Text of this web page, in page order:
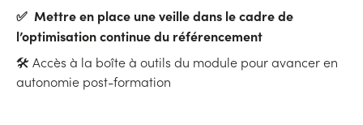
✅ Mettre en place une veille dans le cadre de
l’optimisation continue du référencement
🛠 Accès à la boîte à outils du module pour avancer en
autonomie post-formation